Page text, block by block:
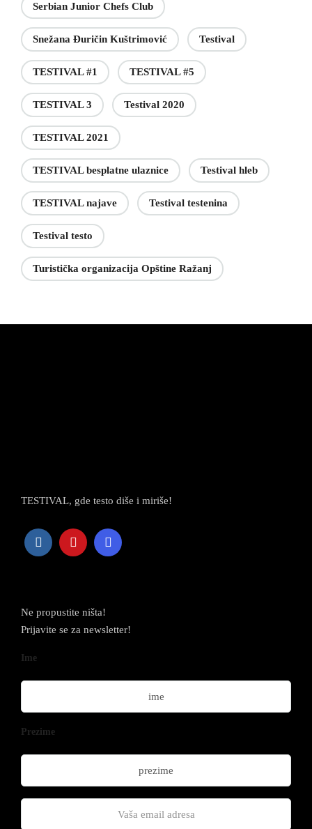
Serbian Junior Chefs Club
Snežana Đuričin Kuštrimović Testival
TESTIVAL #1 TESTIVAL #5
TESTIVAL 3 Testival 2020
TESTIVAL 2021
TESTIVAL besplatne ulaznice Testival hleb
TESTIVAL najave Testival testenina
Testival testo
Turistička organizacija Opštine Ražanj
TESTIVAL, gde testo diše i miriše!
Ne propustite ništa!
Prijavite se za newsletter!
Ime
Prezime